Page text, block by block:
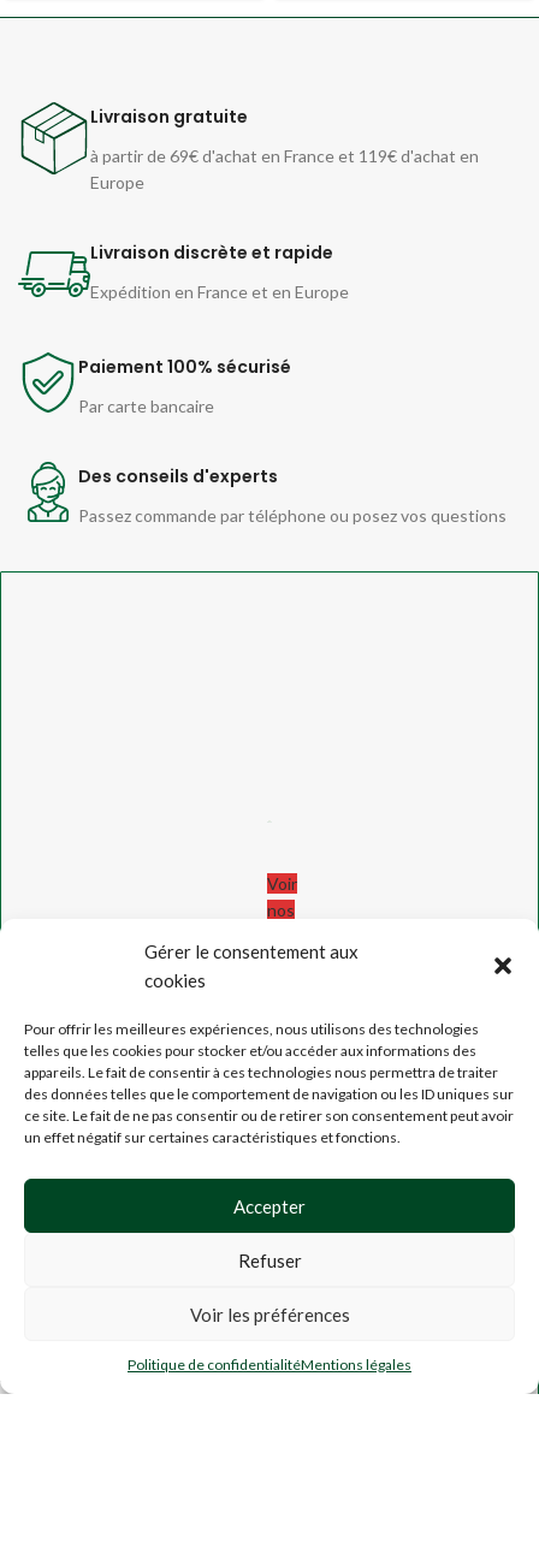
Gérer le consentement aux
cookies
Pour offrir les meilleures expériences, nous utilisons des technologies
telles que les cookies pour stocker et/ou accéder aux informations des
appareils. Le fait de consentir à ces technologies nous permettra de traiter
des données telles que le comportement de navigation ou les ID uniques sur
ce site. Le fait de ne pas consentir ou de retirer son consentement peut avoir
un effet négatif sur certaines caractéristiques et fonctions.
Accepter
Refuser
Voir les préférences
Politique de confidentialitéMentions légales
Livraison gratuite
à partir de 69€ d'achat en France et 119€ d'achat en
Europe
Livraison discrète et rapide
Expédition en France et en Europe
Paiement 100% sécurisé
Par carte bancaire
Des conseils d'experts
Passez commande par téléphone ou posez vos questions
Voir
nos
!
MENTION
LÉGALES
CGU ,
CGV
CONFIDENTIALITÉ
POINTS
VENTE
H4CBD
4,00€/g
OPTIONS
Mon compte